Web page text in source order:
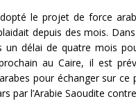
le projet de force
depuis des mois.
un délai de quatre mois
au Caire, il est
pour échanger sur ce
par l’Arabie Saoudite